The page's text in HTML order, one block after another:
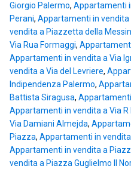
Giorgio Palermo, Appartamenti
Perani, Appartamenti in vendita
vendita a Piazzetta della
Via Rua Formaggi,
Appartamenti in vendita a Via
vendita a Via del Levriere,
Indipendenza Palermo,
Battista Siragusa,
Appartamenti in vendita a Via R
Via Damiani Almejda,
Piazza, Appartamenti in
Appartamenti in vendita a
vendita a Piazza Guglielmo Il